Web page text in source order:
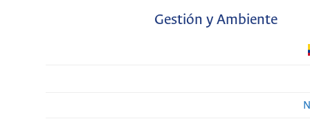
Gestión y Ambiente